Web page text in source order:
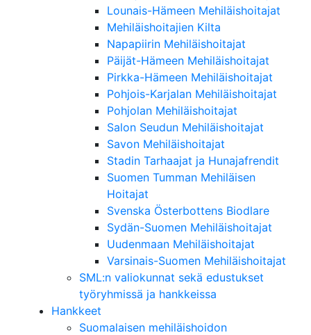
Lounais-Hämeen Mehiläishoitajat
Mehiläishoitajien Kilta
Napapiirin Mehiläishoitajat
Päijät-Hämeen Mehiläishoitajat
Pirkka-Hämeen Mehiläishoitajat
Pohjois-Karjalan Mehiläishoitajat
Pohjolan Mehiläishoitajat
Salon Seudun Mehiläishoitajat
Savon Mehiläishoitajat
Stadin Tarhaajat ja Hunajafrendit
Suomen Tumman Mehiläisen
Hoitajat
Svenska Österbottens Biodlare
Sydän-Suomen Mehiläishoitajat
Uudenmaan Mehiläishoitajat
Varsinais-Suomen Mehiläishoitajat
SML:n valiokunnat sekä edustukset
työryhmissä ja hankkeissa
Hankkeet
Suomalaisen mehiläishoidon